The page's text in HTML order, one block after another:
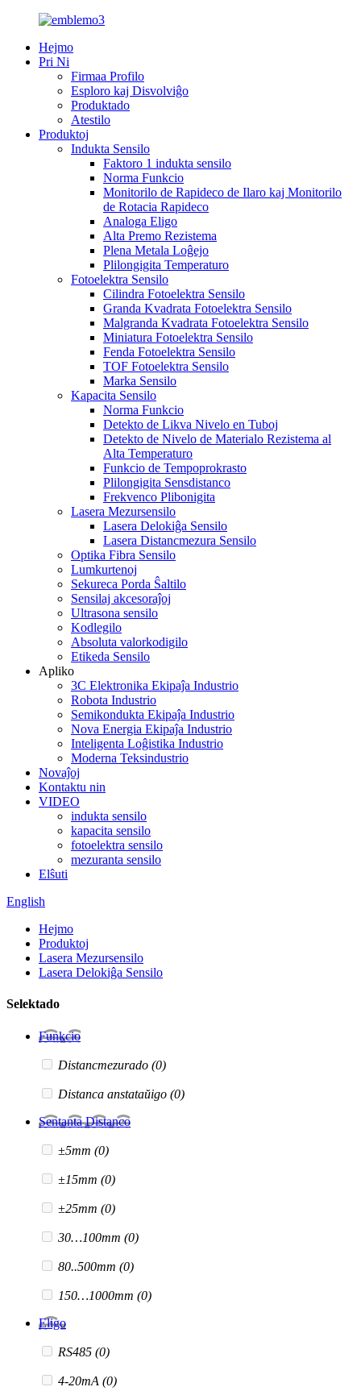
Hejmo
Pri Ni
Firmaa Profilo
Esploro kaj Disvolviĝo
Produktado
Atestilo
Produktoj
Indukta Sensilo
Faktoro 1 indukta sensilo
Norma Funkcio
Monitorilo de Rapideco de Ilaro kaj Monitorilo
de Rotacia Rapideco
Analoga Eligo
Alta Premo Rezistema
Plena Metala Loĝejo
Plilongigita Temperaturo
Fotoelektra Sensilo
Cilindra Fotoelektra Sensilo
Granda Kvadrata Fotoelektra Sensilo
Malgranda Kvadrata Fotoelektra Sensilo
Miniatura Fotoelektra Sensilo
Fenda Fotoelektra Sensilo
TOF Fotoelektra Sensilo
Marka Sensilo
Kapacita Sensilo
Norma Funkcio
Detekto de Likva Nivelo en Tuboj
Detekto de Nivelo de Materialo Rezistema al
Alta Temperaturo
Funkcio de Tempoprokrasto
Plilongigita Sensdistanco
Frekvenco Plibonigita
Lasera Mezursensilo
Lasera Delokiĝa Sensilo
Lasera Distancmezura Sensilo
Optika Fibra Sensilo
Lumkurtenoj
Sekureca Porda Ŝaltilo
Sensilaj akcesoraĵoj
Ultrasona sensilo
Kodlegilo
Absoluta valorkodigilo
Etikeda Sensilo
Apliko
3C Elektronika Ekipaĵa Industrio
Robota Industrio
Semikondukta Ekipaĵa Industrio
Nova Energia Ekipaĵa Industrio
Inteligenta Loĝistika Industrio
Moderna Teksindustrio
Novaĵoj
Kontaktu nin
VIDEO
indukta sensilo
kapacita sensilo
fotoelektra sensilo
mezuranta sensilo
Elŝuti
English
Hejmo
Produktoj
Lasera Mezursensilo
Lasera Delokiĝa Sensilo
Selektado
Funkcio
Distancmezurado (0)
Distanca anstataŭigo (0)
Sentanta Distanco
±5mm (0)
±15mm (0)
±25mm (0)
30…100mm (0)
80..500mm (0)
150…1000mm (0)
Eligo
RS485 (0)
4-20mA (0)